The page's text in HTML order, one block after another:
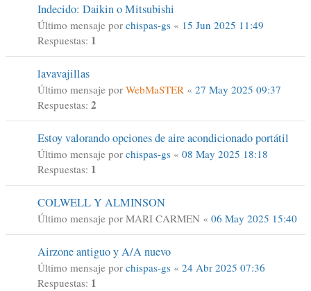
Indecido: Daikin o Mitsubishi
Último mensaje por chispas-gs « 15 Jun 2025 11:49
Respuestas: 1
lavavajillas
Último mensaje por WebMaSTER « 27 May 2025 09:37
Respuestas: 2
Estoy valorando opciones de aire acondicionado portátil
Último mensaje por chispas-gs « 08 May 2025 18:18
Respuestas: 1
COLWELL Y ALMINSON
Último mensaje por MARI CARMEN « 06 May 2025 15:40
Airzone antiguo y A/A nuevo
Último mensaje por chispas-gs « 24 Abr 2025 07:36
Respuestas: 1